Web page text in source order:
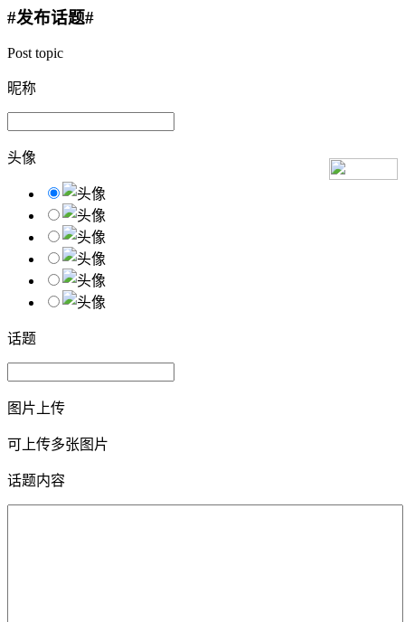
#发布话题#
Post topic
昵称
头像
话题
图片上传
可上传多张图片
话题内容